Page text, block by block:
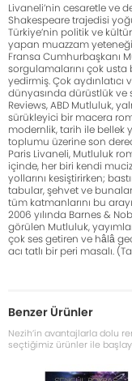
Livaneli’nin cesaretle ve
Shakespeare trajedisi
Türkiye’nin politik ve
yapan muazzam
Fransa Cumhurbaşkanı
sorgulamalarını çok
yedirmiş. Çok
dünyasında dürüstlük ve
Reviews, ABD Mutluluk,
sürükleyici bir macera
modernlik, tarih ile bellek
toplumu üzerine son
Paris Livaneli, Mutluluk
içinde, her biri kendi
yollarını kesiştirirken;
tabular, şehvet ve
tüm katmanlarını bu
2006 yılında Barnes &
görülen Mutluluk,
çok ses getiren ve hâlâ
acı tatlı bir peri masalı.
Benzer Ürünler
Nezih’in avantajlarla dolu
seçtiğimiz ürünler ile